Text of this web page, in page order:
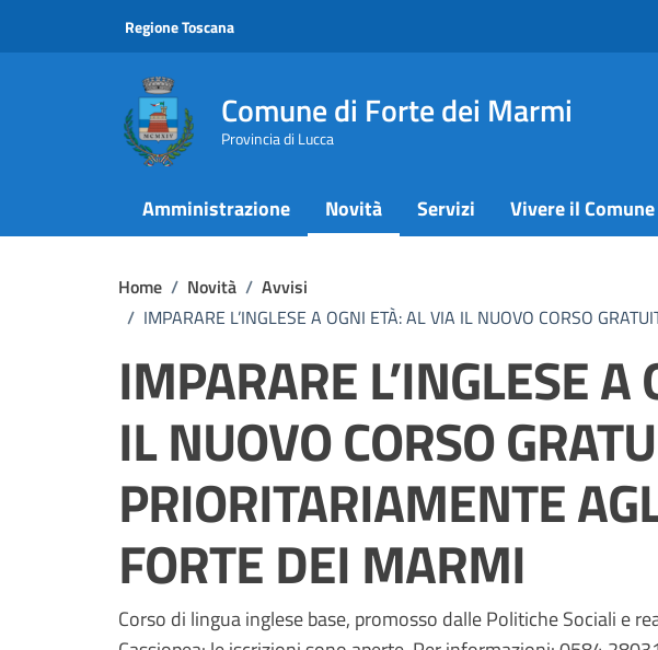
Regione Toscana
Comune di Forte dei Marmi
Provincia di Lucca
Amministrazione Novità Servizi Vivere il Comune
Home / Novità / Avvisi
/ IMPARARE L’INGLESE A OGNI ETÀ: AL VIA IL NUOVO CORSO
IMPARARE L’INGLESE
IL NUOVO CORSO
PRIORITARIAMENTE
FORTE DEI MARMI
Dettagli della notizia
Corso di lingua inglese base, promosso dalle Politiche Sociali e